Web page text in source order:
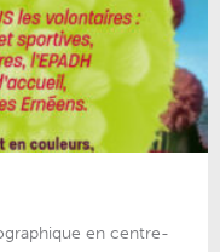
en centre-